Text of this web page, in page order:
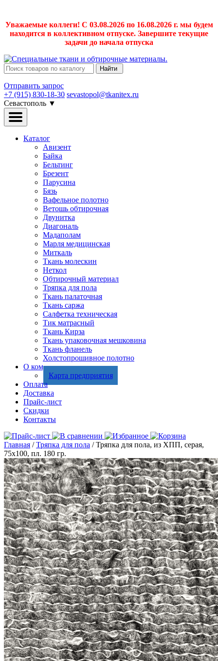
Уважаемые коллеги! С 03.08.2026 по 16.08.2026 г. мы будем
находится в коллективном отпуске. Завершите текущие
задачи до начала отпуска
Найти
Отправить запрос
+7 (915) 830-18-30 sevastopol@tkanitex.ru
Севастополь ▼
Каталог
Авизент
Байка
Бельтинг
Брезент
Парусина
Бязь
Вафельное полотно
Ветошь обтирочная
Двунитка
Диагональ
Мадаполам
Марля медицинская
Миткаль
Ткань молескин
Неткол
Обтирочный материал
Тряпка для пола
Ткань палаточная
Ткань саржа
Салфетка техническая
Тик матрасный
Ткань Кирза
Ткань упаковочная мешковина
Ткань фланель
Холстопрошивное полотно
О компании
Карта предприятия
Оплата
Доставка
Прайс-лист
Скидки
Контакты
Главная /Тряпка для пола / Тряпка для пола, из ХПП, серая,
75х100, пл. 180 гр.